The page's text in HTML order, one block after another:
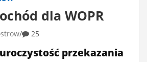
dla WOPR
25
przekazania